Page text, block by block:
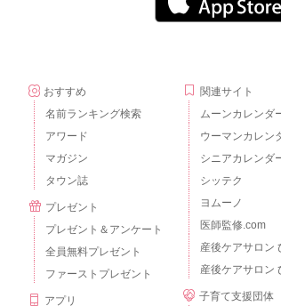
おすすめ
名前ランキング検索
アワード
マガジン
タウン誌
プレゼント
プレゼント＆アンケート
全員無料プレゼント
ファーストプレゼント
アプリ
関連サイト
ムーンカレンダ
ウーマンカレン
シニアカレンダ
シッテク
ヨムーノ
医師監修.com
産後ケアサロン
産後ケアサロン
子育て支援団体